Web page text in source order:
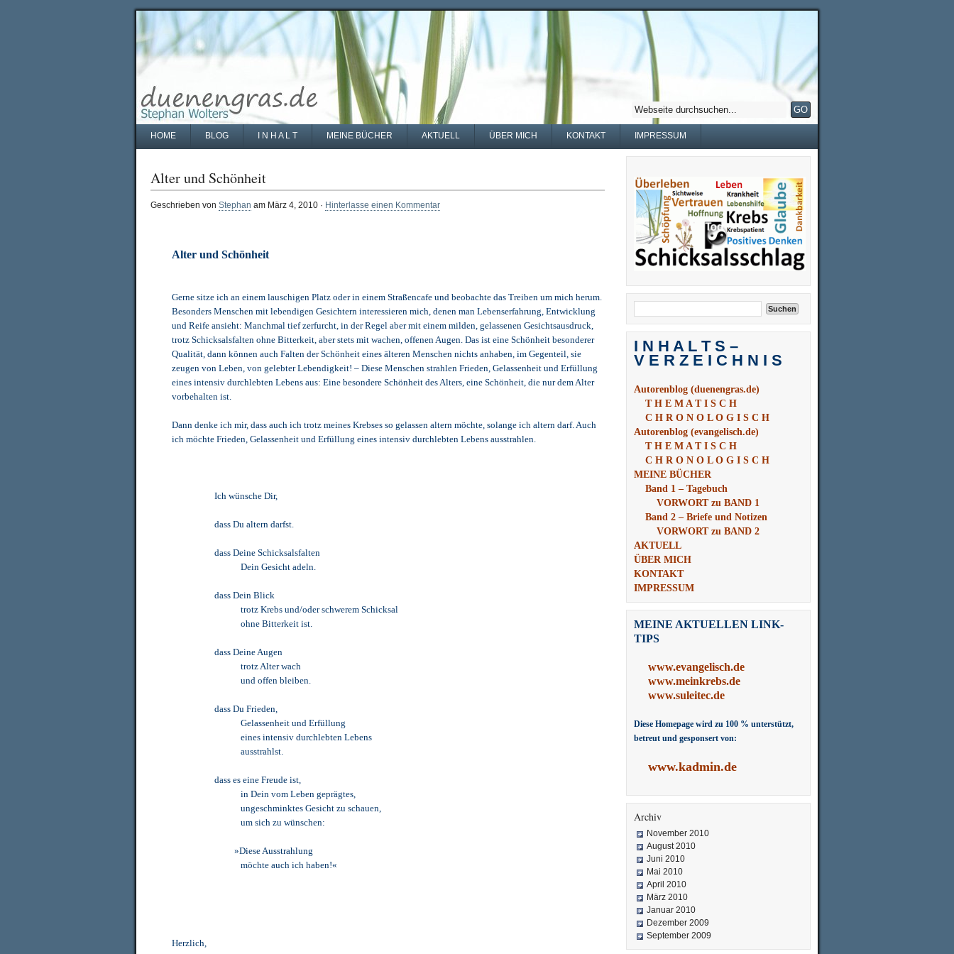
HOME BLOG I N H A L T MEINE BÜCHER AKTUELL ÜBER MICH KONTAKT IMPRESSUM
Alter und Schönheit
Geschrieben von Stephan am März 4, 2010 · Hinterlasse einen Kommentar
Alter und Schönheit
Gerne sitze ich an einem lauschigen Platz oder in einem Straßencafe und beobachte das Treiben um mich herum.
Besonders Menschen mit lebendigen Gesichtern interessieren mich, denen man Lebenserfahrung, Entwicklung
und Reife ansieht: Manchmal tief zerfurcht, in der Regel aber mit einem milden, gelassenen Gesichtsausdruck,
trotz Schicksalsfalten ohne Bitterkeit, aber stets mit wachen, offenen Augen. Das ist eine Schönheit besonderer
Qualität, dann können auch Falten der Schönheit eines älteren Menschen nichts anhaben, im Gegenteil, sie
zeugen von Leben, von gelebter Lebendigkeit! – Diese Menschen strahlen Frieden, Gelassenheit und Erfüllung
eines intensiv durchlebten Lebens aus: Eine besondere Schönheit des Alters, eine Schönheit, die nur dem Alter
vorbehalten ist.
Dann denke ich mir, dass auch ich trotz meines Krebses so gelassen altern möchte, solange ich altern darf. Auch
ich möchte Frieden, Gelassenheit und Erfüllung eines intensiv durchlebten Lebens ausstrahlen.
Ich wünsche Dir,
dass Du altern darfst.
dass Deine Schicksalsfalten
Dein Gesicht adeln.
dass Dein Blick
trotz Krebs und/oder schwerem Schicksal
ohne Bitterkeit ist.
dass Deine Augen
trotz Alter wach
und offen bleiben.
dass Du Frieden,
Gelassenheit und Erfüllung
eines intensiv durchlebten Lebens
ausstrahlst.
dass es eine Freude ist,
in Dein vom Leben geprägtes,
ungeschminktes Gesicht zu schauen,
um sich zu wünschen:
»Diese Ausstrahlung
möchte auch ich haben!«
Herzlich,
nach:
I N H A L T S –
V E R Z E I C H N I S
Autorenblog (duenengras.de)
T H E M A T I S C H
C H R O N O L O G I S C H
Autorenblog (evangelisch.de)
T H E M A T I S C H
C H R O N O L O G I S C H
MEINE BÜCHER
Band 1 – Tagebuch
VORWORT zu BAND 1
Band 2 – Briefe und Notizen
VORWORT zu BAND 2
AKTUELL
ÜBER MICH
KONTAKT
IMPRESSUM
MEINE AKTUELLEN LINK-
TIPS
www.evangelisch.de
www.meinkrebs.de
www.suleitec.de
Diese Homepage wird zu 100 % unterstützt,
betreut und gesponsert von:
www.kadmin.de
Archiv
November 2010
August 2010
Juni 2010
Mai 2010
April 2010
März 2010
Januar 2010
Dezember 2009
September 2009